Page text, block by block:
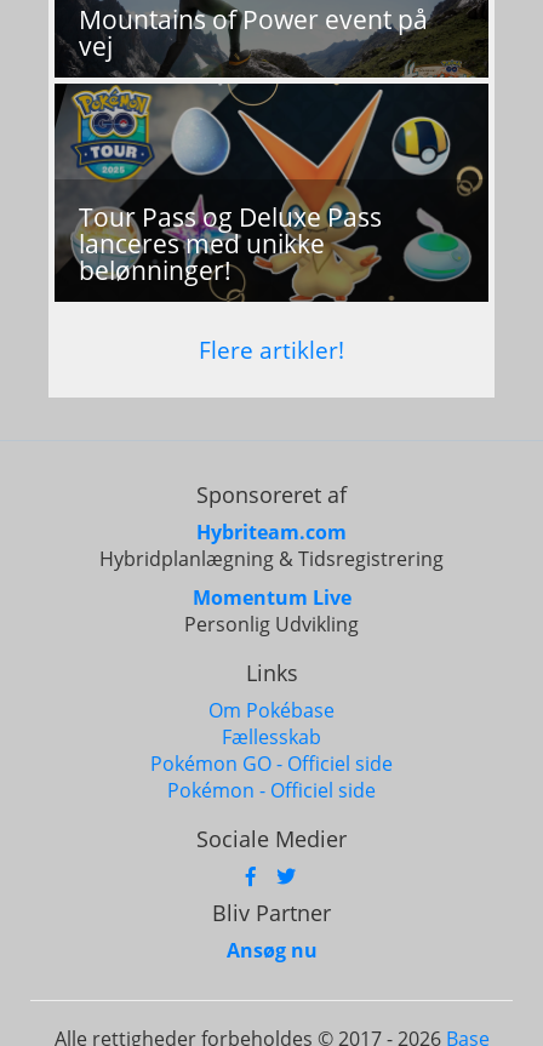
Mountains of Power event på
vej
Tour Pass og Deluxe Pass
lanceres med unikke
belønninger!
Flere artikler!
Sponsoreret af
Hybriteam.com
Hybridplanlægning & Tidsregistrering
Momentum Live
Personlig Udvikling
Links
Om Pokébase
Fællesskab
Pokémon GO - Officiel side
Pokémon - Officiel side
Sociale Medier
Bliv Partner
Ansøg nu
Alle rettigheder forbeholdes © 2017 - 2026 Base